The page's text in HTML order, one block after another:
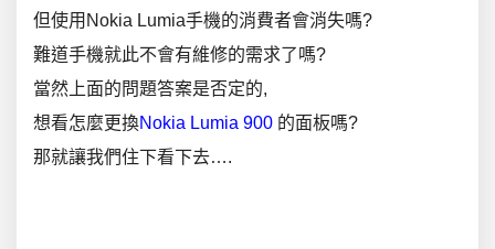
但使用Nokia Lumia手機的消費者會消失嗎?
難道手機就此不會有維修的需求了嗎?
當然上面的問題答案是否定的,
想看怎麼更換Nokia Lumia 900 的面板嗎?
那就讓我們住下看下去….